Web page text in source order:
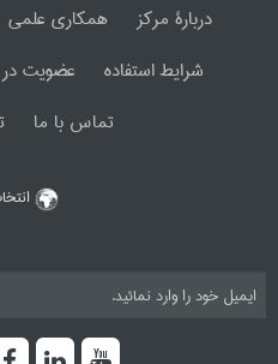
دربارۀ مرکز همکاری علمی
شرایط استفاده
عضویت در
تماس با ما